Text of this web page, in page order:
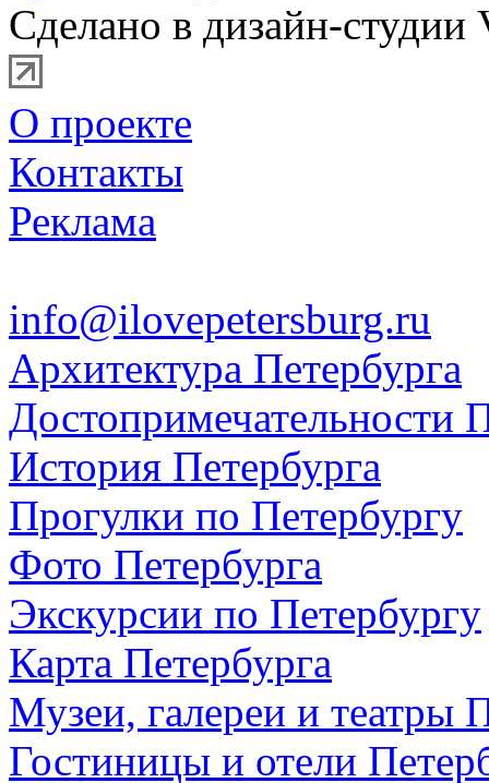
Сделано в дизайн-студии
О проекте
Контакты
Реклама
info@ilovepetersburg.ru
Архитектура Петербурга
Достопримечательности
История Петербурга
Прогулки по Петербургу
Фото Петербурга
Экскурсии по Петербургу
Карта Петербурга
Музеи, галереи и театры
Гостиницы и отели